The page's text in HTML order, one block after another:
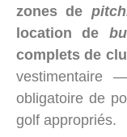
zones de
location de
complets de
vestimentaire
obligatoire de
golf appropriés.